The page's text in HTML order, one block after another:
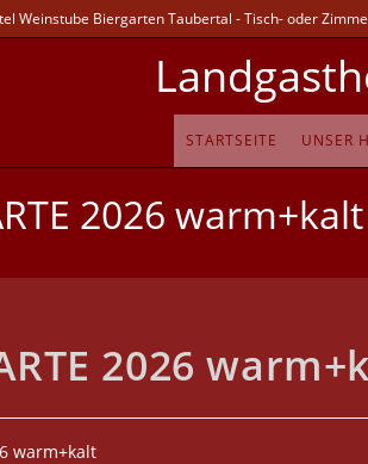
Weinstube Biergarten Taubertal - Tisch- oder
STARTSEITE UNSER
2026 warm+kalt
2026
warm+kalt